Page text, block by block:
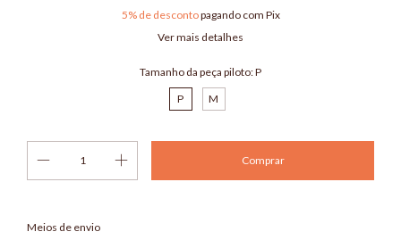
5% de descontopagando com Pix
Ver mais detalhes
Tamanho da peça piloto:P
P
M
Entregas para o CEP:
Meios de envio